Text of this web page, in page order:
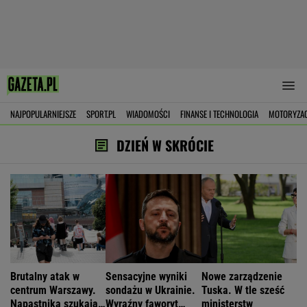
NAJPOPULARNIEJSZE SPORT.PL WIADOMOŚCI FINANSE I TECHNOLOGIA
DZIEŃ W SKRÓCIE
Brutalny atak w
centrum Warszawy.
Napastnika szukają
Sensacyjne wyniki
sondażu w Ukrainie.
Wyraźny faworyt
Nowe zarządzenie
Tuska. W tle sześć
ministerstw